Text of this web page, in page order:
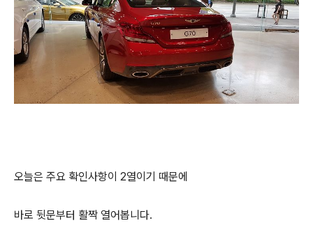
오늘은 주요 확인사항이 2열이기 때문에
바로 뒷문부터 활짝 열어봅니다.